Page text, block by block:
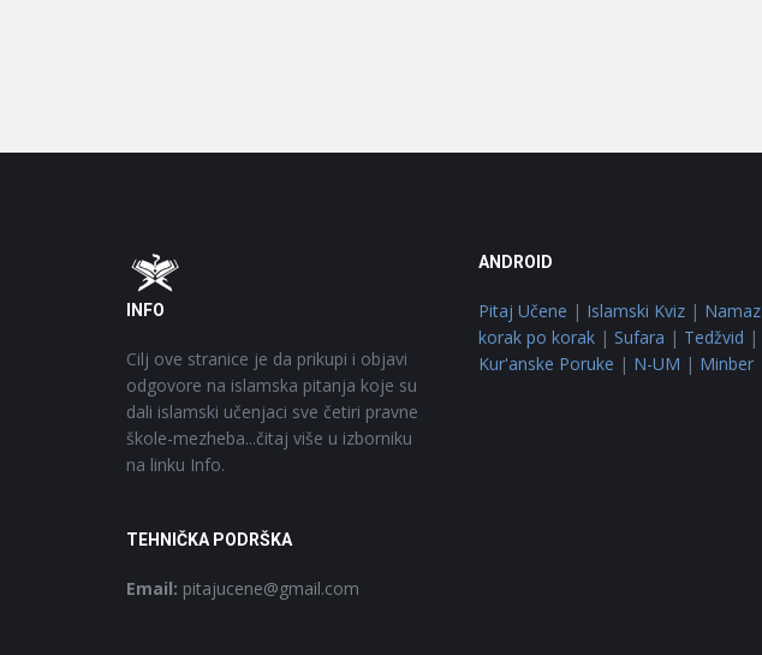
Footer
INFO
Cilj ove stranice je da prikupi i objavi
odgovore na islamska pitanja koje su
dali islamski učenjaci sve četiri pravne
škole-mezheba...čitaj više u izborniku
na linku Info.
TEHNIČKA PODRŠKA
Email: pitajucene@gmail.com
ANDROID
Pitaj Učene | Islamski Kviz| Namaz
korak po korak| Sufara | Tedžvid |
Kur'anske Poruke | N-UM | Minber